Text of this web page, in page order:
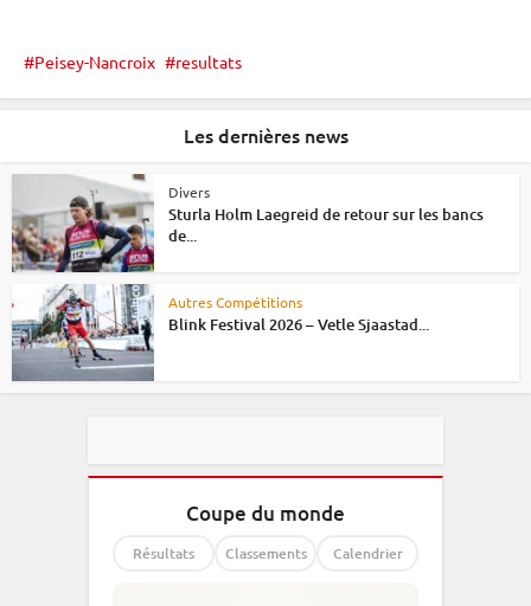
Peisey-Nancroix resultats
Les dernières news
Divers
Sturla Holm Laegreid de retour sur les bancs
de...
Autres Compétitions
Blink Festival 2026 – Vetle Sjaastad...
Coupe du monde
Résultats Classements Calendrier